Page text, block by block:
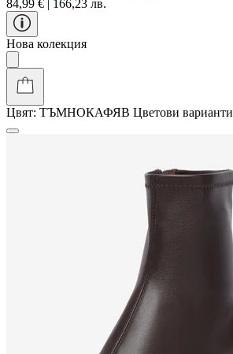
84,99 € | 166,23 лв.
Нова колекция
Цвят: ТЪМНОКАФЯВ Цветови варианти